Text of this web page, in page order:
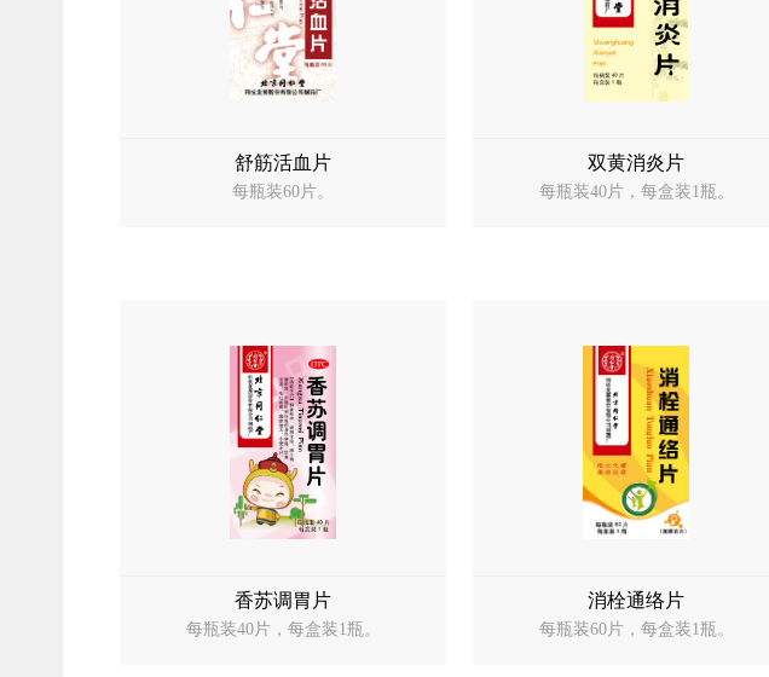
舒筋活血片
每瓶装60片。
双黄消炎片
每瓶装40片，每盒装1瓶。
香苏调胃片
每瓶装40片，每盒装1瓶。
消栓通络片
每瓶装60片，每盒装1瓶。